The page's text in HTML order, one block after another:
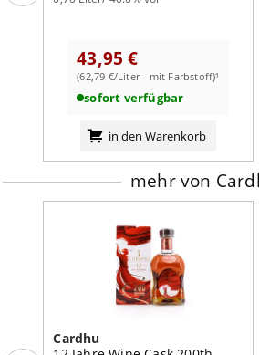
mittellang, mit würzigen
weiterlesen auf der
43,95 €
(62,79 €/Liter - mit Farbstoff)¹
sofort verfügbar
in den Warenkorb
mehr von
Cardhu